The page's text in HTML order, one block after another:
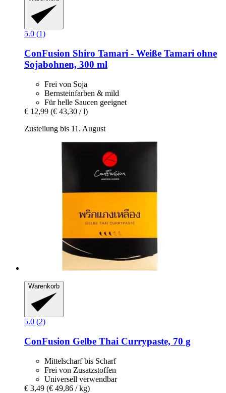
5.0 (1)
ConFusion Shiro Tamari -​ Weiße Tamari ohne
Sojabohnen, 300 ml
Frei von Soja
Bernsteinfarben & mild
Für helle Saucen geeignet
€ 12,99 (€ 43,30 / l)
Zustellung bis 11. August
Warenkorb
5.0 (2)
ConFusion Gelbe Thai Currypaste, 70 g
Mittelscharf bis Scharf
Frei von Zusatzstoffen
Universell verwendbar
€ 3,49 (€ 49,86 / kg)